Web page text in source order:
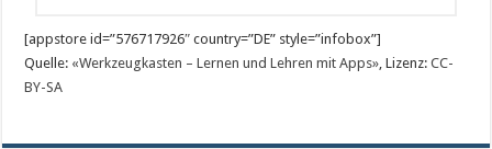
[appstore id=”576717926″ country=”DE” style=”infobox”]
Quelle: «Werkzeugkasten – Lernen und Lehren mit Apps», Lizenz:CC-
BY-SA